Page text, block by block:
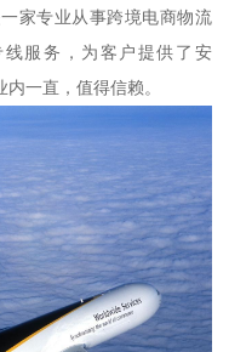
家专业从事跨境电商物流
服务，为客户提供了安
一直，值得信赖。